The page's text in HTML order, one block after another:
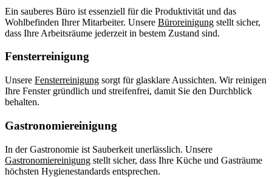
Ein sauberes Büro ist essenziell für die Produktivität und das
Wohlbefinden Ihrer Mitarbeiter. Unsere Büroreinigung stellt sicher,
dass Ihre Arbeitsräume jederzeit in bestem Zustand sind.
Fensterreinigung
Unsere Fensterreinigung sorgt für glasklare Aussichten. Wir reinigen
Ihre Fenster gründlich und streifenfrei, damit Sie den Durchblick
behalten.
Gastronomiereinigung
In der Gastronomie ist Sauberkeit unerlässlich. Unsere
Gastronomiereinigung stellt sicher, dass Ihre Küche und Gasträume
höchsten Hygienestandards entsprechen.